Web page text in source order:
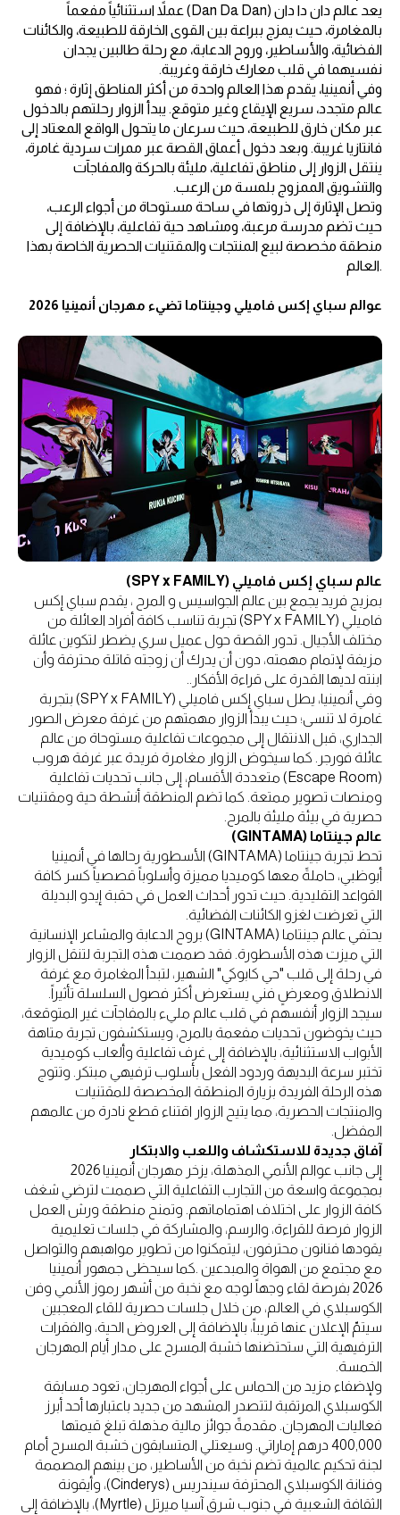
يعد عالم دان دا دان (Dan Da Dan) عملاً استثنائياً مفعماً
بالمغامرة، حيث يمزج ببراعة بين القوى الخارقة للطبيعة، والكائنات
الفضائية، والأساطير، وروح الدعابة، مع رحلة طالبين يجدان
نفسيهما في قلب معارك خارقة وغريبة.
وفي أنمينيا، يقدم هذا العالم واحدة من أكثر المناطق إثارة ؛ فهو
عالم متجدد، سريع الإيقاع وغير متوقع. يبدأ الزوار رحلتهم بالدخول
عبر مكان خارق للطبيعة، حيث سرعان ما يتحول الواقع المعتاد إلى
فانتازيا غريبة. وبعد دخول أعماق القصة عبر ممرات سردية غامرة،
ينتقل الزوار إلى مناطق تفاعلية، مليئة بالحركة والمفاجآت
والتشويق الممزوج بلمسة من الرعب.
وتصل الإثارة إلى ذروتها في ساحة مستوحاة من أجواء الرعب،
حيث تضم مدرسة مرعبة، ومشاهد حية تفاعلية، بالإضافة إلى
منطقة مخصصة لبيع المنتجات والمقتنيات الحصرية الخاصة بهذا
.العالم
عوالم سباي إكس فاميلي وجينتاما تضيء مهرجان أنمينيا 2026
عالم سباي إكس فاميلي (SPY x FAMILY)
بمزيج فريد يجمع بين عالم الجواسيس و المرح ، يقدم سباي إكس
فاميلي (SPY x FAMILY) تجربة تناسب كافة أفراد العائلة من
مختلف الأجيال. تدور القصة حول عميل سري يضطر لتكوين عائلة
مزيفة لإتمام مهمته، دون أن يدرك أن زوجته قاتلة محترفة وأن
ابنته لديها القدرة على قراءة الأفكار..
وفي أنمينيا، يطل سباي إكس فاميلي (SPY x FAMILY) بتجربة
غامرة لا تنسى؛ حيث يبدأ الزوار مهمتهم من غرفة معرض الصور
الجداري، قبل الانتقال إلى مجموعات تفاعلية مستوحاة من عالم
عائلة فورجر. كما سيخوض الزوار مغامرة فريدة عبر غرفة هروب
(Escape Room) متعددة الأقسام، إلى جانب تحديات تفاعلية
ومنصات تصوير ممتعة. كما تضم المنطقة أنشطة حية ومقتنيات
حصرية في بيئة مليئة بالمرح.
عالم جينتاما (GINTAMA)
تحط تجربة جينتاما (GINTAMA) الأسطورية رحالها في أنمينيا
أبوظبي، حاملةً معها كوميديا مميزة وأسلوباً قصصياً كسر كافة
القواعد التقليدية. حيث تدور أحداث العمل في حقبة إيدو البديلة
التي تعرضت لغزو الكائنات الفضائية.
يحتفي عالم جينتاما (GINTAMA) بروح الدعابة والمشاعر الإنسانية
التي ميزت هذه الأسطورة. فقد صممت هذه التجربة لتنقل الزوار
في رحلة إلى قلب "حي كابوكي" الشهير، لتبدأ المغامرة مع غرفة
الانطلاق ومعرضٍ فني يستعرض أكثر فصول السلسلة تأثيراً.
سيجد الزوار أنفسهم في قلب عالم مليء بالمفاجآت غير المتوقعة،
حيث يخوضون تحديات مفعمة بالمرح، ويستكشفون تجربة متاهة
الأبواب الاستثنائية، بالإضافة إلى غرف تفاعلية وألعاب كوميدية
تختبر سرعة البديهة وردود الفعل بأسلوب ترفيهي مبتكر. وتتوج
هذه الرحلة الفريدة بزيارة المنطقة المخصصة للمقتنيات
والمنتجات الحصرية، مما يتيح الزوار اقتناء قطع نادرة من عالمهم
المفضل.
آفاق جديدة للاستكشاف واللعب والابتكار
إلى جانب عوالم الأنمي المذهلة، يزخر مهرجان أنمينيا 2026
بمجموعة واسعة من التجارب التفاعلية التي صممت لترضي شغف
كافة الزوار على اختلاف اهتماماتهم. وتمنح منطقة ورش العمل
الزوار فرصة للقراءة، والرسم، والمشاركة في جلسات تعليمية
يقودها فنانون محترفون، ليتمكنوا من تطوير مواهبهم والتواصل
مع مجتمع من الهواة والمبدعين .كما سيحظى جمهور أنمينيا
2026 بفرصة لقاء وجهاً لوجه مع نخبة من أشهر رموز الأنمي وفن
الكوسبلاي في العالم، من خلال جلسات حصرية للقاء المعجبين
سيتمّ الإعلان عنها قريباً، بالإضافة إلى العروض الحية، والفقرات
الترفيهية التي ستحتضنها خشبة المسرح على مدار أيام المهرجان
الخمسة.
ولإضفاء مزيد من الحماس على أجواء المهرجان، تعود مسابقة
الكوسبلاي المرتقبة لتتصدر المشهد من جديد باعتبارها أحد أبرز
فعاليات المهرجان. مقدمةً جوائز مالية مذهلة تبلغ قيمتها
400,000 درهم إماراتي. وسيعتلي المتسابقون خشبة المسرح أمام
لجنة تحكيم عالمية تضم نخبة من الأساطير، من بينهم المصممة
وفنانة الكوسبلاي المحترفة سيندريس (Cinderys)، وأيقونة
الثقافة الشعبية في جنوب شرق آسيا ميرتل (Myrtle)، بالإضافة إلى